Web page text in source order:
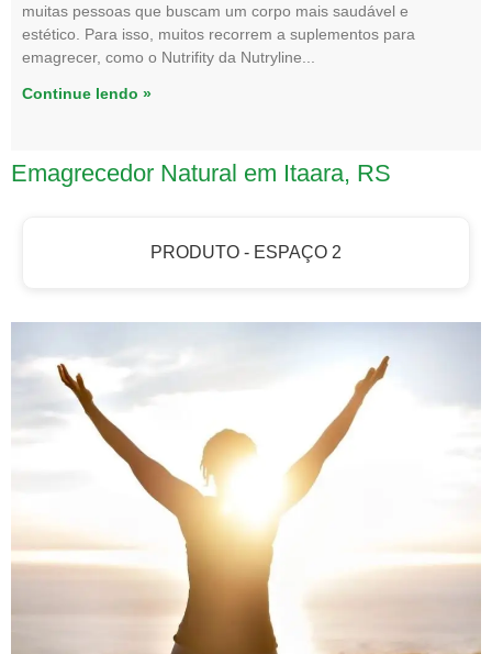
muitas pessoas que buscam um corpo mais saudável e
estético. Para isso, muitos recorrem a suplementos para
emagrecer, como o Nutrifity da Nutryline
Continue lendo »
Emagrecedor Natural em Itaara, RS
PRODUTO - ESPAÇO 2